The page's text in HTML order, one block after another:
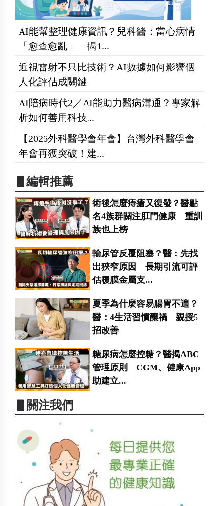
AI能幫整理健康資訊？兒科醫：當心病情
「愈查愈亂」 揭1...
近視雷射不只比技術？AI數據如何影響個
人化評估成關鍵
AI陪病時代2／AI能助力醫病溝通？專家解
析如何善用科技...
【2026外科醫學會年會】台灣外科醫學會
年會再獲突破！建...
▋編輯推薦
術後怎麼痔瘡又復發？醫點
名4族群關注肛門健康 重訓
族也上榜
輸尿管反覆阻塞？醫：先找
出狹窄原因 長期引流可評
估覆膜金屬支...
夏季為什麼容易腸胃不適？
醫：4生活習慣釀禍 親授5
招改善
糖尿病怎麼控糖？醫揭ABC
管理原則 CGM、健康App
助建立...
▋關注我們